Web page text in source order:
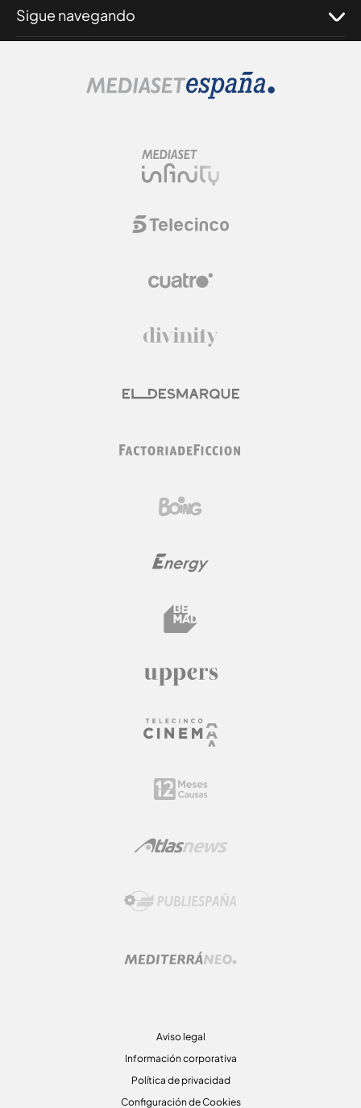
Sigue navegando
Aviso legal
Información corporativa
Política de privacidad
Configuración de Cookies